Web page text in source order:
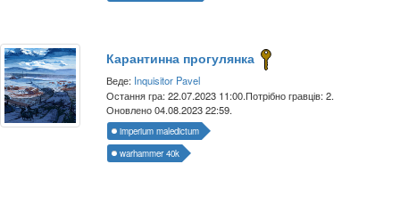
Карантинна прогулянка
Веде: Inquisitor Pavel
Остання гра: 22.07.2023 11:00.Потрібно гравців: 2.
Оновлено 04.08.2023 22:59.
imperium maledictum
warhammer 40k